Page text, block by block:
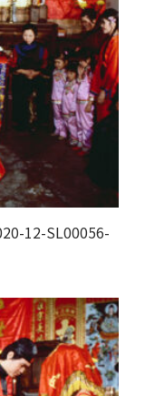
12-SL00056-